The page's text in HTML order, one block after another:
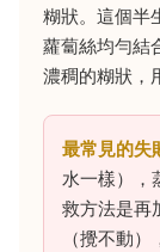
糊狀。這個半
蘿蔔絲均勻結
濃稠的糊狀，
最常見的失
水一樣），
救方法是再
（攪不動